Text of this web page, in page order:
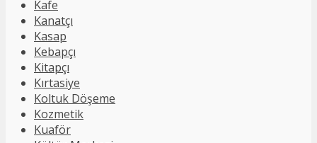
Kafe
Kanatçı
Kasap
Kebapçı
Kitapçı
Kırtasiye
Koltuk Döşeme
Kozmetik
Kuaför